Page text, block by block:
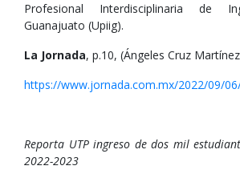
Profesional Interdisciplinaria de
Guanajuato (Upiig).
La Jornada, p.10, (Ángeles Cruz
https://www.jornada.com.mx/2022/09/
Reporta UTP ingreso de dos mil
2022-2023